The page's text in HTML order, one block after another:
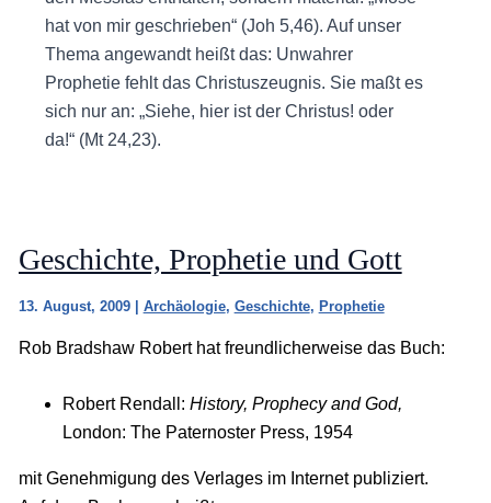
hat von mir geschrieben“ (Joh 5,46). Auf unser
Thema angewandt heißt das: Unwahrer
Prophetie fehlt das Christuszeugnis. Sie maßt es
sich nur an: „Siehe, hier ist der Christus! oder
da!“ (Mt 24,23).
Geschichte, Prophetie und Gott
13. August, 2009 | Archäologie, Geschichte, Prophetie
Rob Bradshaw Robert hat freundlicherweise das Buch:
Robert Rendall: History, Prophecy and God,
London: The Paternoster Press, 1954
mit Genehmigung des Verlages im Internet publiziert.